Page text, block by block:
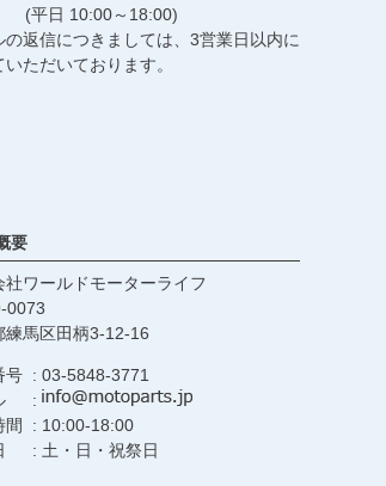
(平日 10:00～18:00)
の返信につきましては、3営業日以内に
いただいております。
要
社ワールドモーターライフ
0073
練馬区田柄3-12-16
号
03-5848-3771
間
10:00-18:00
土・日・祝祭日